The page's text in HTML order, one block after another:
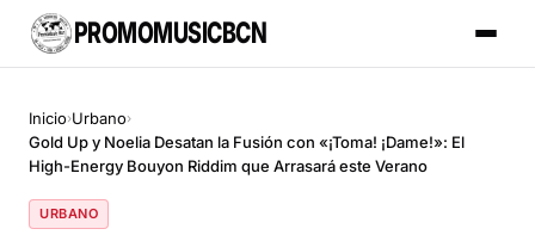
PROMOMUSICBCN
Inicio›Urbano›
Gold Up y Noelia Desatan la Fusión con «¡Toma! ¡Dame!»: El
High-Energy Bouyon Riddim que Arrasará este Verano
URBANO